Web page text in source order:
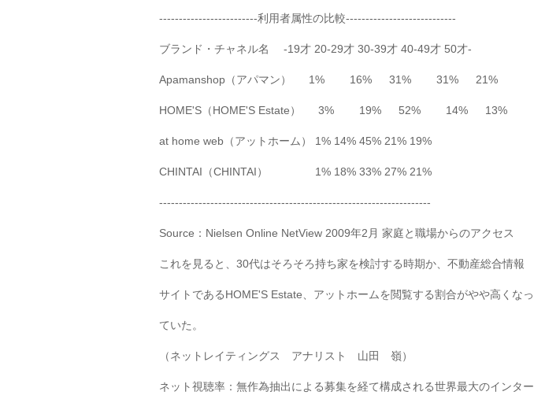
-------------------------利用者属性の比較----------------------------
ブランド・チャネル名 -19才 20-29才 30-39才 40-49才 50才-
Apamanshop（アパマン） 1% 16% 31% 31% 21%
HOME'S（HOME'S Estate） 3% 19% 52% 14% 13%
at home web（アットホーム） 1% 14% 45% 21% 19%
CHINTAI（CHINTAI） 1% 18% 33% 27% 21%
---------------------------------------------------------------------
Source：Nielsen Online NetView 2009年2月 家庭と職場からのアクセス
これを見ると、30代はそろそろ持ち家を検討する時期か、不動産総合情報
サイトであるHOME'S Estate、アットホームを閲覧する割合がやや高くなっ
ていた。
（ネットレイティングス アナリスト 山田 嶺）
ネット視聴率：無作為抽出による募集を経て構成される世界最大のインター